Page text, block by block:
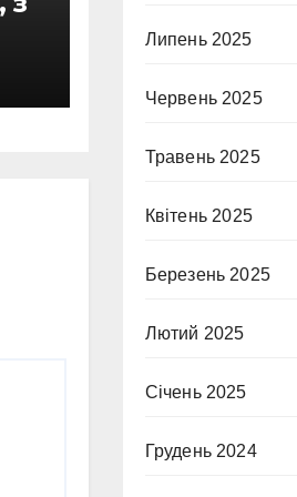
Липень 2025
Червень 2025
Травень 2025
Квітень 2025
Березень 2025
Лютий 2025
Січень 2025
Грудень 2024